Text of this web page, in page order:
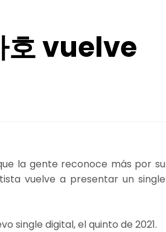
호 vuelve
la gente reconoce más por su
vuelve a presentar un single
single digital, el quinto de 2021.